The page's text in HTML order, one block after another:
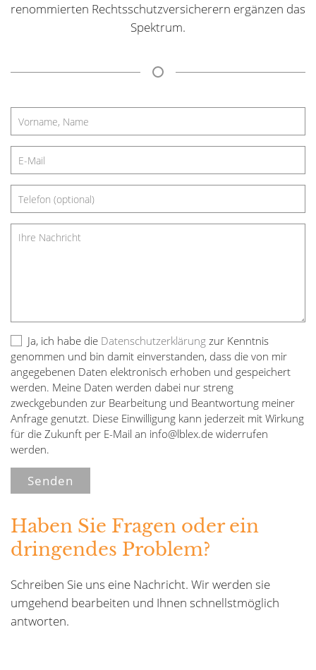
renommierten Rechtsschutzversicherern ergänzen das
Spektrum.
Ja, ich habe die Datenschutzerklärung zur Kenntnis
genommen und bin damit einverstanden, dass die von mir
angegebenen Daten elektronisch erhoben und gespeichert
werden. Meine Daten werden dabei nur streng
zweckgebunden zur Bearbeitung und Beantwortung meiner
Anfrage genutzt. Diese Einwilligung kann jederzeit mit Wirkung
für die Zukunft per E-Mail an info@lblex.de widerrufen
werden.
Bitte nicht ausfüllen.
Senden
Haben Sie Fragen oder ein
dringendes Problem?
Schreiben Sie uns eine Nachricht. Wir werden sie
umgehend bearbeiten und Ihnen schnellstmöglich
antworten.